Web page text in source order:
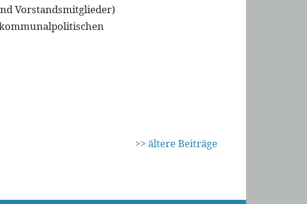
Vorstandsmitglieder)
>> ältere Beiträge